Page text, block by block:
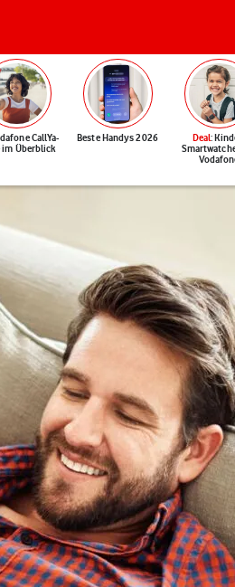
CallYa-
im Überblick
Beste Handys 2026 Deal: